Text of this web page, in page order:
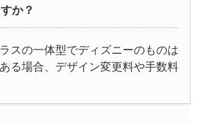
か？
スの一体型でディズニーのものは
る場合、デザイン変更料や手数料